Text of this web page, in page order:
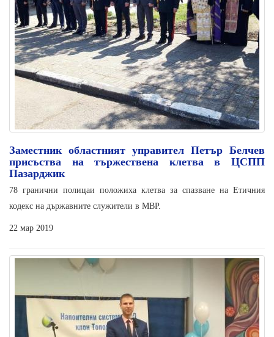
Заместник областният управител Петър Белчев
присъства на тържествена клетва в ЦСПП
Пазарджик
78 гранични полицаи положиха клетва за спазване на Етичния
кодекс на държавните служители в МВР.
22 мар 2019